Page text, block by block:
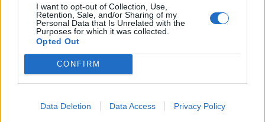
I want to opt-out of Collection, Use,
Retention, Sale, and/or Sharing of my
Personal Data that Is Unrelated with the
Purposes for which it was collected.
Opted Out
CONFIRM
Data Deletion Data Access Privacy Policy
ΜΑΤΙΕΣ ΣΤΟ ΠΑΡΕΛΘΟΝ
Μπλεκ: O ήρωας που έδερνε τους
και γιλέκο χειμώνα καλοκαίρι!
8 Αυγούστου 2026 08:14
Κρήτη: O καιρός του Σαββάτου 8